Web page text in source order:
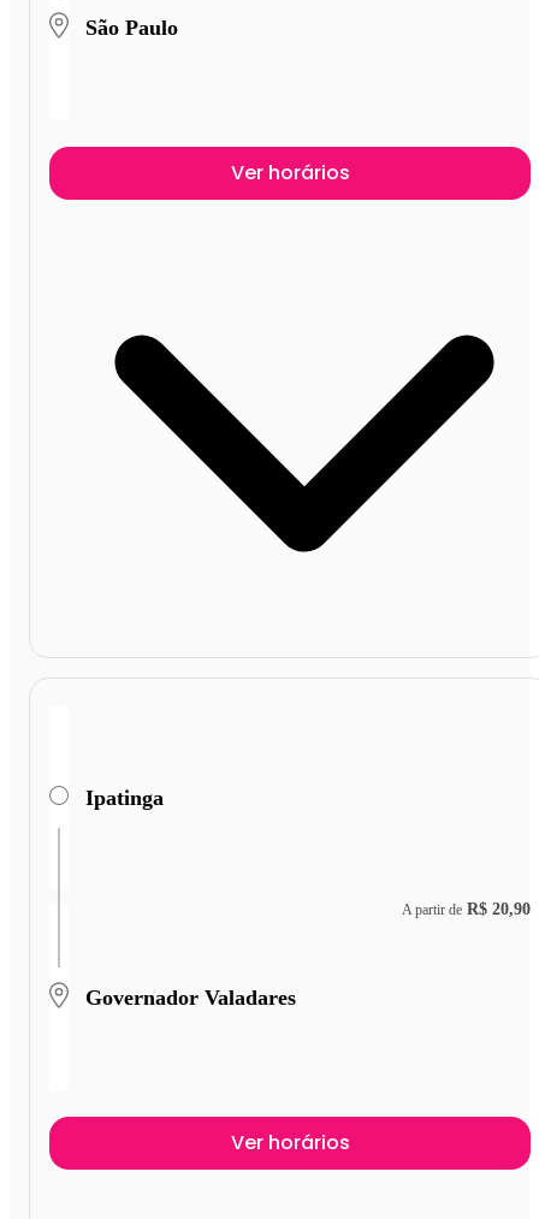
São Paulo
Ver horários
Ipatinga
Governador Valadares
A partir de R$ 20,90
Ver horários